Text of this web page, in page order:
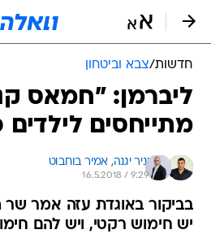
חדשות/צבא וביטחון
ליברמן: "חמאס
מתייחסים
יניר יגנה, אמיר בוחבוט
16.5.2018 / 9:29
בביקור באוגדת עזה אמר שר
יש חימוש רקטי, ויש להם